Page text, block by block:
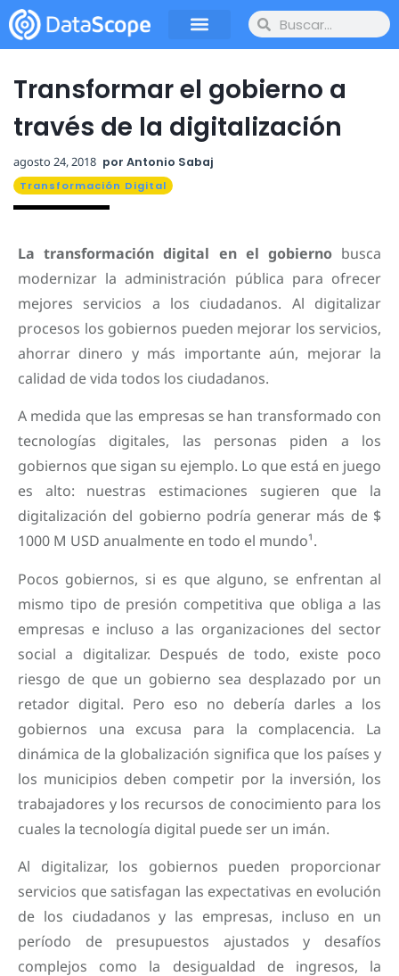
Transformar el gobierno a
través de la digitalización
agosto 24, 2018 por Antonio Sabaj
Transformación Digital
La transformación digital en el gobiernobusca
modernizar la administración pública para ofrecer
mejores servicios a los ciudadanos. Al digitalizar
procesos los gobiernos pueden mejorar los servicios,
ahorrar dinero y más importante aún, mejorar la
calidad de vida todos los ciudadanos.
A medida que las empresas se han transformado con
tecnologías digitales, las personas piden a los
gobiernos que sigan su ejemplo. Lo que está en juego
es alto: nuestras estimaciones sugieren que la
digitalización del gobierno podría generar más de $
1000 M USD anualmente en todo el mundo¹.
Pocos gobiernos, si es que alguno, se enfrentan al
mismo tipo de presión competitiva que obliga a las
empresas e incluso a las organizaciones del sector
social a digitalizar. Después de todo, existe poco
riesgo de que un gobierno sea desplazado por un
retador digital. Pero eso no debería darles a los
gobiernos una excusa para la complacencia. La
dinámica de la globalización significa que los países y
los municipios deben competir por la inversión, los
trabajadores y los recursos de conocimiento para los
cuales la tecnología digital puede ser un imán.
Al digitalizar, los gobiernos pueden proporcionar
servicios que satisfagan las expectativas en evolución
de los ciudadanos y las empresas, incluso en un
período de presupuestos ajustados y desafíos
complejos como la desigualdad de ingresos, la